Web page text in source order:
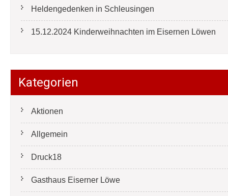
Heldengedenken in Schleusingen
15.12.2024 Kinderweihnachten im Eisernen Löwen
Kategorien
Aktionen
Allgemein
Druck18
Gasthaus Eiserner Löwe